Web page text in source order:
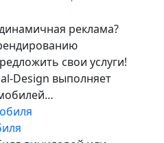
реклама?
свои услуги!
Design выполняет